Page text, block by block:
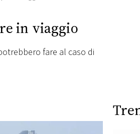
in viaggio
fare al caso di